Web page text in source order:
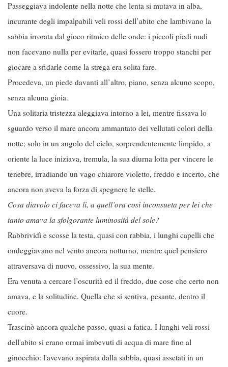
Passeggiava indolente nella notte che lenta si mutava in alba,
incurante degli impalpabili veli rossi dell’abito che lambivano la
sabbia irrorata dal gioco ritmico delle onde: i piccoli piedi nudi
non facevano nulla per evitarle, quasi fossero troppo stanchi per
giocare a sfidarle come la strega era solita fare.
Procedeva, un piede davanti all’altro, piano, senza alcuno scopo,
senza alcuna gioia.
Una solitaria tristezza aleggiava intorno a lei, mentre fissava lo
sguardo verso il mare ancora ammantato dei vellutati colori della
notte; solo in un angolo del cielo, sorprendentemente limpido, a
oriente la luce iniziava, tremula, la sua diurna lotta per vincere le
tenebre, irradiando un vago chiarore violetto, freddo e incerto, che
ancora non aveva la forza di spegnere le stelle.
Cosa diavolo ci faceva lì, a quell’ora così inconsueta per lei che
tanto amava la sfolgorante luminosità del sole?
Rabbrividì e scosse la testa, quasi con rabbia, i lunghi capelli che
ondeggiavano nel vento ancora notturno, mentre quel pensiero
attraversava di nuovo, ossessivo, la sua mente.
Era venuta a cercare l’oscurità ed il freddo, due cose che certo non
amava, e la solitudine. Quella che si sentiva, pesante, dentro il
cuore.
Trascinò ancora qualche passo, quasi a fatica. I lunghi veli rossi
dell'abito si erano ormai imbevuti di acqua di mare fino al
ginocchio: l'avevano aspirata dalla sabbia, quasi assetati in un